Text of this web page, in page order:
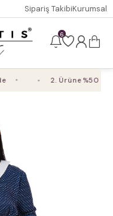
Sipariş TakibiKurumsal
6
2. Ürüne %50